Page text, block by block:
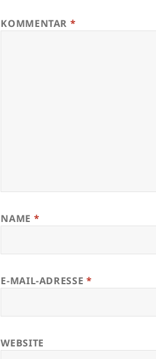
KOMMENTAR *
NAME *
E-MAIL-ADRESSE *
WEBSITE